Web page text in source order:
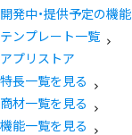
開発中・提供予定の機能
テンプレート一覧
アプリストア
特長一覧を見る
商材一覧を見る
機能一覧を見る